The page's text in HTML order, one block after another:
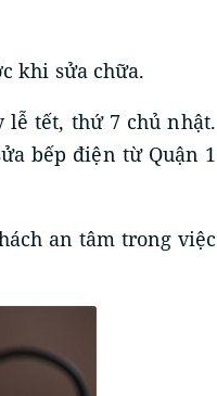
khi sửa chữa.
lễ tết, thứ 7 chủ nhật.
bếp điện từ Quận 1
an tâm trong việc